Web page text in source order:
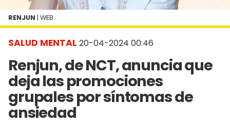
SALUD MENTAL 20-04-2024 00:46
Renjun, de NCT, anuncia que
deja las promociones
grupales por síntomas de
ansiedad
RENJUN | WEB